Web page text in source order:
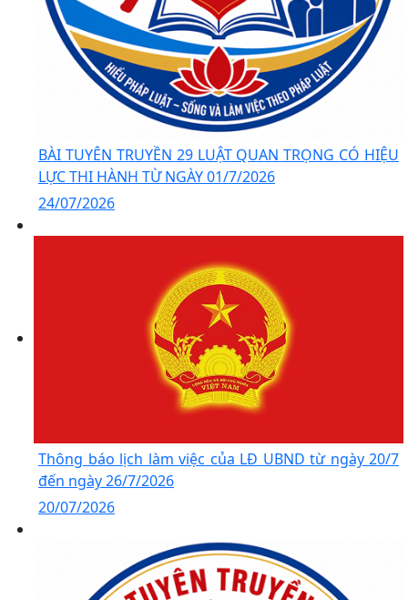
BÀI TUYÊN TRUYỀN 29 LUẬT QUAN TRỌNG CÓ HIỆU
LỰC THI HÀNH TỪ NGÀY 01/7/2026
24/07/2026
Thông báo lịch làm việc của LĐ UBND từ ngày 20/7
đến ngày 26/7/2026
20/07/2026